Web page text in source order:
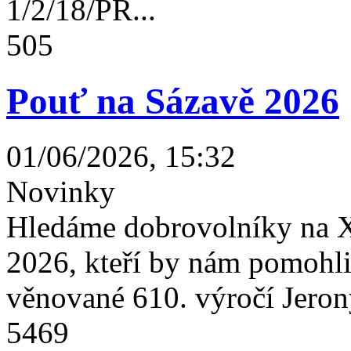
1/2/18/PŘ...
505
Pouť na Sázavě 2026
01/06/2026, 15:32
Novinky
Hledáme dobrovolníky na
2026, kteří by nám
věnované 610. výročí
5469